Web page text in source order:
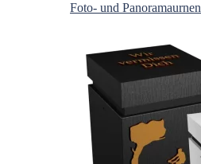
Foto- und Panoramaurnen